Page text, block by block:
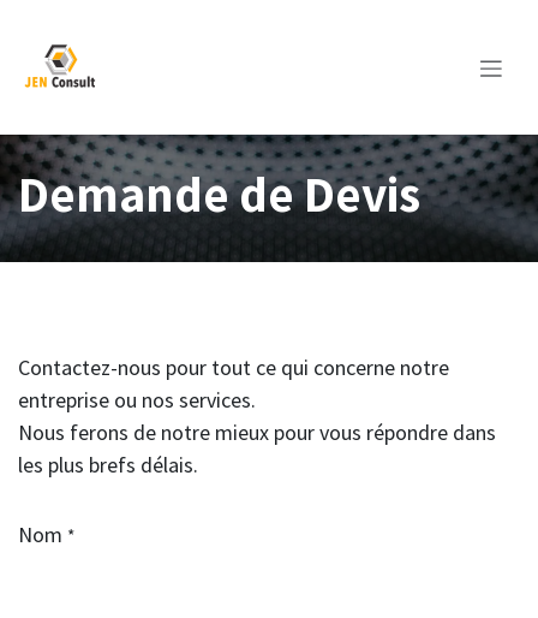
Demande de Devis
Contactez-nous pour tout ce qui concerne notre
entreprise ou nos services.
Nous ferons de notre mieux pour vous répondre dans
les plus brefs délais.
Nom *